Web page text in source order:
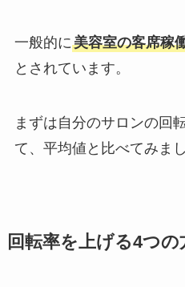
一般的に美容室の客席稼
とされています。
まずは自分のサロンの回
て、平均値と比べてみまし
回転率を上げる4つの